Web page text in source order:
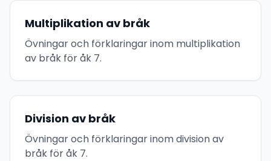
Multiplikation av bråk
Övningar och förklaringar inom multiplikation
av bråk för åk 7.
Division av bråk
Övningar och förklaringar inom division av
bråk för åk 7.